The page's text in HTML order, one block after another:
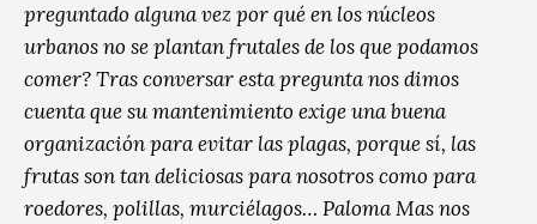
preguntado alguna vez por qué en los núcleos
urbanos no se plantan frutales de los que podamos
comer? Tras conversar esta pregunta nos dimos
cuenta que su mantenimiento exige una buena
organización para evitar las plagas, porque sí, las
frutas son tan deliciosas para nosotros como para
roedores, polillas, murciélagos… Paloma Mas nos